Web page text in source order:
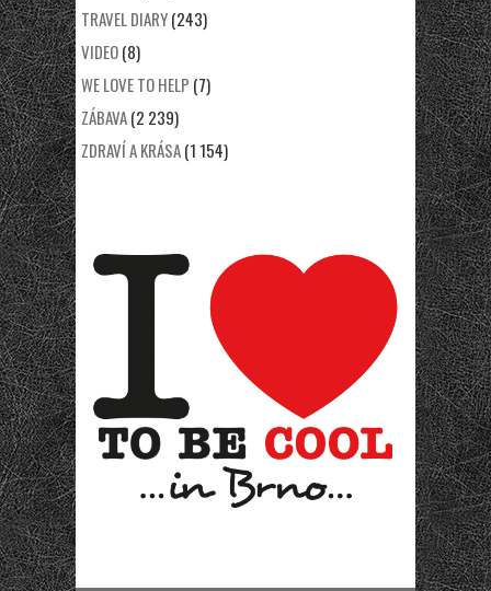
TRAVEL DIARY(243)
VIDEO(8)
WE LOVE TO HELP (7)
ZÁBAVA(2 239)
ZDRAVÍ A KRÁSA(1 154)